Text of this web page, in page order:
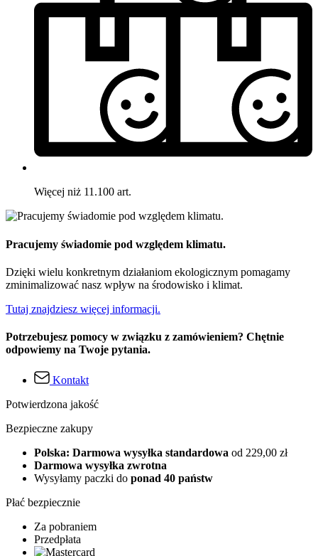
Więcej niż 11.100 art.
Pracujemy świadomie pod względem klimatu.
Dzięki wielu konkretnym działaniom ekologicznym pomagamy
zminimalizować nasz wpływ na środowisko i klimat.
Tutaj znajdziesz więcej informacji.
Potrzebujesz pomocy w związku z zamówieniem? Chętnie
odpowiemy na Twoje pytania.
Kontakt
Potwierdzona jakość
Bezpieczne zakupy
Polska: Darmowa wysyłka standardowa od 229,00 zł
Darmowa wysyłka zwrotna
Wysyłamy paczki do ponad 40 państw
Płać bezpiecznie
Za pobraniem
Przedpłata